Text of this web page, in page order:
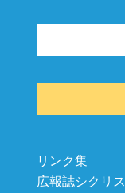
リンク集
広報誌シクリ